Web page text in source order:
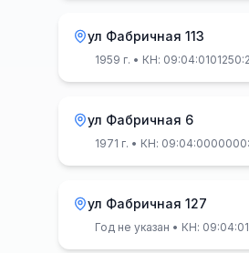
ул Фабричная 113
1959 г. • КН:
ул Фабричная 6
1971 г. • КН:
ул Фабричная 127
Год не указан • КН: